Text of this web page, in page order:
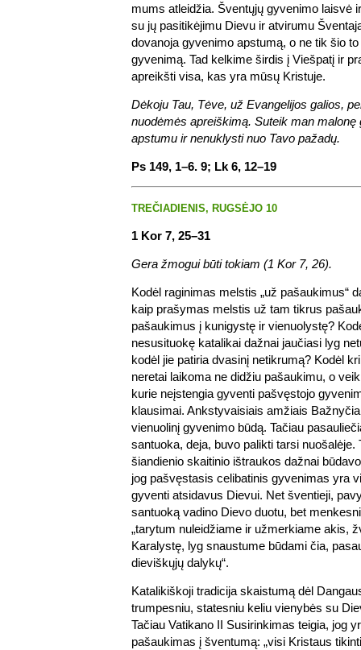
mums atleidžia. Šventųjų gyvenimo laisvė
su jų pasitikėjimu Dievu ir atvirumu
dovanoja gyvenimo apstumą, o ne tik šio
gyvenimą. Tad kelkime širdis į Viešpatį ir
apreikšti visa, kas yra mūsų Kristuje.
Dėkoju Tau, Tėve, už Evangelijos galios,
nuodėmės apreiškimą. Suteik man malonę
apstumu ir nenuklysti nuo Tavo pažadų.
Ps 149, 1–6. 9; Lk 6, 12–19
TREČIADIENIS, RUGSĖJO 10
1 Kor 7, 25–31
Gera žmogui būti tokiam (1 Kor 7, 26).
Kodėl raginimas melstis „už pašaukimus“
kaip prašymas melstis už tam tikrus
pašaukimus į kunigystę ir vienuolystę?
nesusituokę katalikai dažnai jaučiasi lyg
kodėl jie patiria dvasinį netikrumą? Kodėl
neretai laikoma ne didžiu pašaukimu, o
kurie neįstengia gyventi pašvęstojo
klausimai. Ankstyvaisiais amžiais
vienuolinį gyvenimo būdą. Tačiau
santuoka, deja, buvo palikti tarsi nuošalėje.
šiandienio skaitinio ištraukos dažnai
jog pašvęstasis celibatinis gyvenimas yra
gyventi atsidavus Dievui. Net šventieji,
santuoką vadino Dievo duotu, bet
„tarytum nuleidžiame ir užmerkiame akis,
Karalystę, lyg snaustume būdami čia,
dieviškųjų dalykų“.
Katalikiškoji tradicija skaistumą dėl
trumpesniu, statesniu keliu vienybės su
Tačiau Vatikano II Susirinkimas teigia, jog
pašaukimas į šventumą: „visi Kristaus